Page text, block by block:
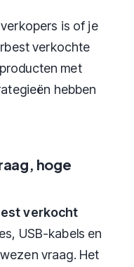
is of je
verkochte
met
hebben
hoge
verkocht
USB-kabels en
vraag. Het